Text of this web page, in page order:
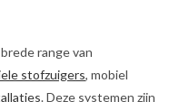
range van
stofzuigers, mobiel
. Deze systemen zijn